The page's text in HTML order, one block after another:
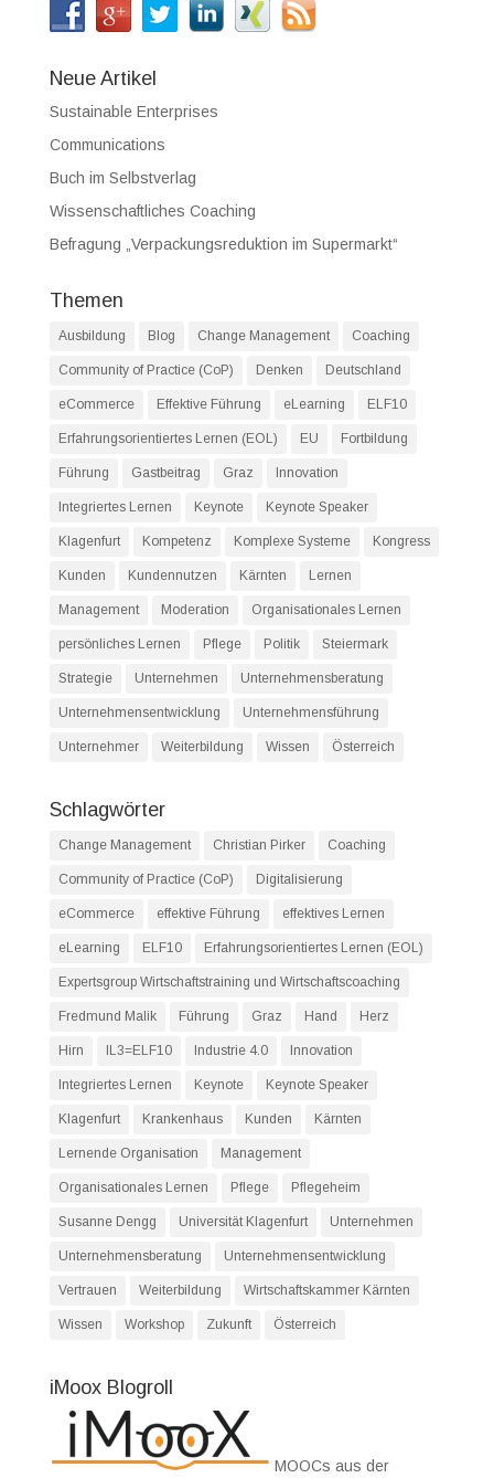
Neue Artikel
Sustainable Enterprises
Communications
Buch im Selbstverlag
Wissenschaftliches Coaching
Befragung „Verpackungsreduktion im Supermarkt“
Themen
Ausbildung Blog Change Management Coaching
Community of Practice (CoP) Denken Deutschland
eCommerce Effektive Führung eLearning ELF10
Erfahrungsorientiertes Lernen (EOL) EU Fortbildung
Führung Gastbeitrag Graz Innovation
Integriertes Lernen Keynote Keynote Speaker
Klagenfurt Kompetenz Komplexe Systeme Kongress
Kunden Kundennutzen Kärnten Lernen
Management Moderation Organisationales Lernen
persönliches Lernen Pflege Politik Steiermark
Strategie Unternehmen Unternehmensberatung
Unternehmensentwicklung Unternehmensführung
Unternehmer Weiterbildung Wissen Österreich
Schlagwörter
Change Management Christian Pirker Coaching
Community of Practice (CoP) Digitalisierung
eCommerce effektive Führung effektives Lernen
eLearning ELF10 Erfahrungsorientiertes Lernen (EOL)
Expertsgroup Wirtschaftstraining und Wirtschaftscoaching
Fredmund Malik Führung Graz Hand Herz
Hirn IL3=ELF10 Industrie 4.0 Innovation
Integriertes Lernen Keynote Keynote Speaker
Klagenfurt Krankenhaus Kunden Kärnten
Lernende Organisation Management
Organisationales Lernen Pflege Pflegeheim
Susanne Dengg Universität Klagenfurt Unternehmen
Unternehmensberatung Unternehmensentwicklung
Vertrauen Weiterbildung Wirtschaftskammer Kärnten
Wissen Workshop Zukunft Österreich
iMoox Blogroll
MOOCs aus der